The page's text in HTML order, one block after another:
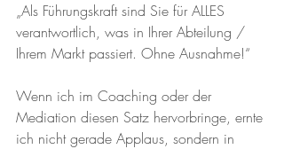
„Als Führungskraft sind Sie für ALLES
verantwortlich, was in Ihrer Abteilung /
Ihrem Markt passiert. Ohne Ausnahme!“
Wenn ich im Coaching oder der
Mediation diesen Satz hervorbringe, ernte
ich nicht gerade Applaus, sondern in